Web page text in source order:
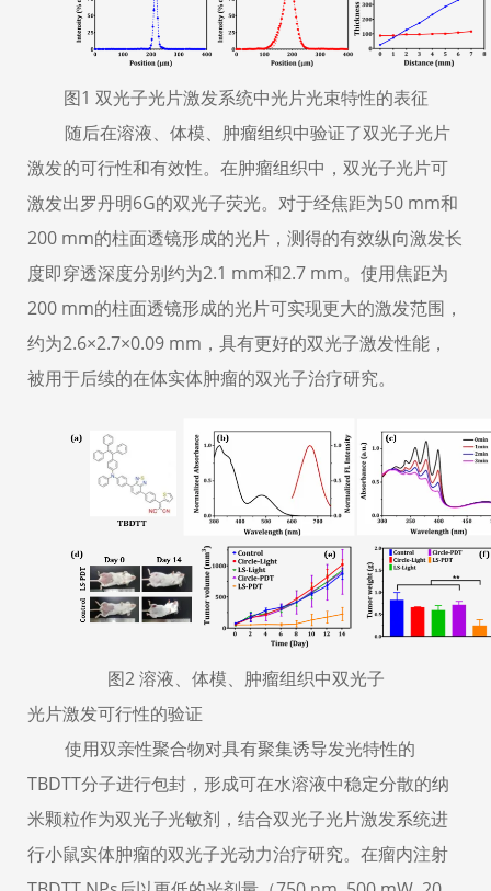
图1 双光子光片激发系统中光片光束特性的表征
随后在溶液、体模、肿瘤组织中验证了双光子光片
激发的可行性和有效性。在肿瘤组织中，双光子光片可
激发出罗丹明6G的双光子荧光。对于经焦距为50 mm和
200 mm的柱面透镜形成的光片，测得的有效纵向激发长
度即穿透深度分别约为2.1 mm和2.7 mm。使用焦距为
200 mm的柱面透镜形成的光片可实现更大的激发范围，
约为2.6×2.7×0.09 mm，具有更好的双光子激发性能，
被用于后续的在体实体肿瘤的双光子治疗研究。
图2 溶液、体模、肿瘤组织中双光子
光片激发可行性的验证
使用双亲性聚合物对具有聚集诱导发光特性的
TBDTT分子进行包封，形成可在水溶液中稳定分散的纳
米颗粒作为双光子光敏剂，结合双光子光片激发系统进
行小鼠实体肿瘤的双光子光动力治疗研究。在瘤内注射